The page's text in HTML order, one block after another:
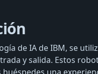
de IA de IBM, se
y salida. Estos